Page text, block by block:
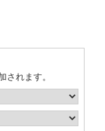
されます。